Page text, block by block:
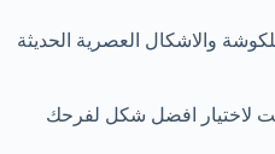
والاشكال العصرية الحديثة
لاختيار افضل شكل لفرحك